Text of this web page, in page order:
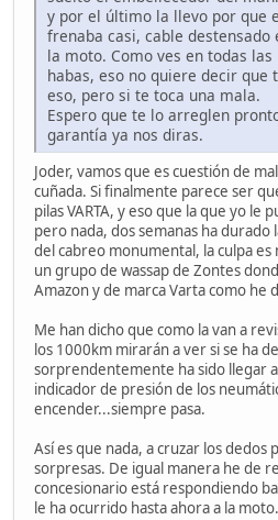
y por el último la llevo por que
frenaba casi, cable destensado
la moto. Como ves en todas
habas, eso no quiere decir que
eso, pero si te toca una mala.
Espero que te lo arreglen
garantía ya nos diras.
Joder, vamos que es cuestión de
cuñada. Si finalmente parece ser
pilas VARTA, y eso que la que yo le
pero nada, dos semanas ha durado
del cabreo monumental, la culpa
un grupo de wassap de Zontes
Amazon y de marca Varta como he
Me han dicho que como la van a
los 1000km mirarán a ver si se ha
sorprendentemente ha sido llegar
indicador de presión de los
encender...siempre pasa.
Así es que nada, a cruzar los dedos
sorpresas. De igual manera he de
concesionario está respondiendo
le ha ocurrido hasta ahora a la moto.